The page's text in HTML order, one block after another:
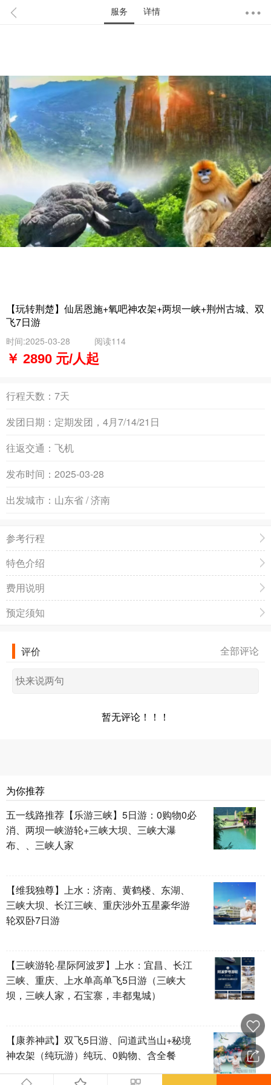
服务 详情
【玩转荆楚】仙居恩施+氧吧神农架+两坝一峡+荆州古城、双
飞7日游
时间:2025-03-28 阅读114
￥ 2890 元/人起
行程天数： 7天
发团日期： 定期发团，4月7/14/21日
往返交通： 飞机
发布时间： 2025-03-28
出发城市： 山东省 / 济南
参考行程
特色介绍
费用说明
预定须知
全部评论
评价
暂无评论！！！
为你推荐
五一线路推荐【乐游三峡】5日游：0购物0必
消、两坝一峡游轮+三峡大坝、三峡大瀑
布、、三峡人家
【维我独尊】上水：济南、黄鹤楼、东湖、
三峡大坝、长江三峡、重庆涉外五星豪华游
轮双卧7日游
【三峡游轮·星际阿波罗】上水：宜昌、长江
三峡、重庆、上水单高单飞5日游（三峡大
坝，三峡人家，石宝寨，丰都鬼城）
【康养神武】双飞5日游、问道武当山+秘境
神农架（纯玩游）纯玩、0购物、含全餐